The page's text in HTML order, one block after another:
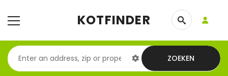
KOTFINDER
ZOEKEN